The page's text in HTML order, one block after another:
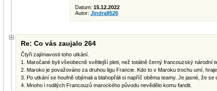
Datum: 15.12.2022
Autor: Jindra8526
Re: Co vás zaujalo 264
Čtyři zajímavosti toho utkání.
1. Maročané byli všeobecně světlejší pleti, než totálně černý francouzský národní
2. Maroko je považováno za druhou ligu Francie. Kdo to v Maroku trochu umí,
3. Po utkání se houfně objímali a blahopřáli si napříč oběma teamy. Je jasné, že se
4. Mnoho i rodilých Francouzů marockého původu nevědělo komu fandit.